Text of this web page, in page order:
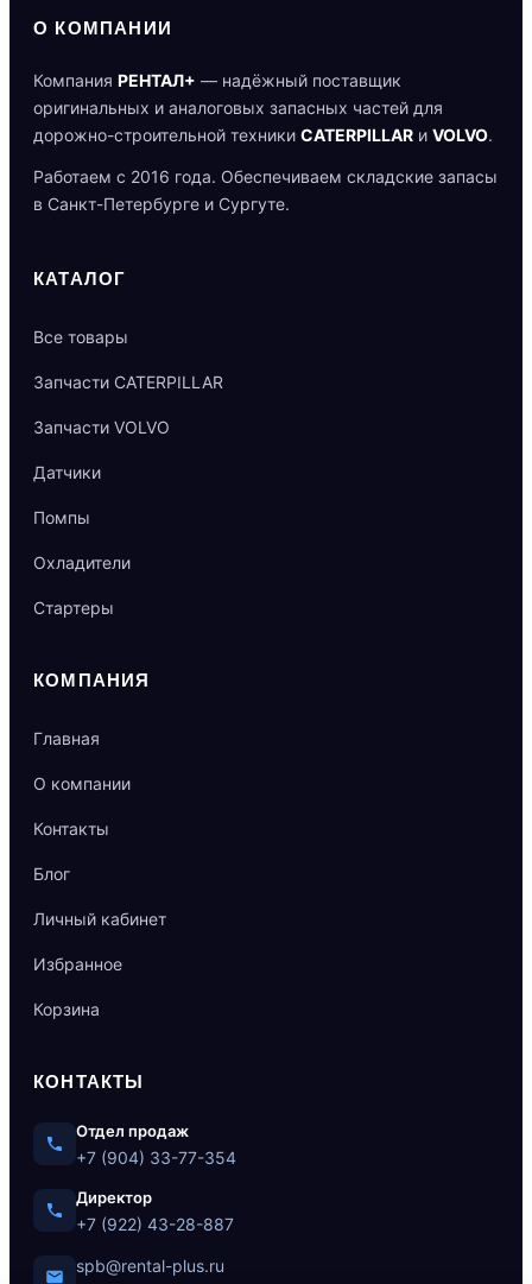
О КОМПАНИИ
Компания РЕНТАЛ+ — надёжный поставщик
оригинальных и аналоговых запасных частей для
дорожно-строительной техники CATERPILLAR и VOLVO.
Работаем с 2016 года. Обеспечиваем складские запасы
в Санкт-Петербурге и Сургуте.
КАТАЛОГ
Все товары
Запчасти CATERPILLAR
Запчасти VOLVO
Датчики
Помпы
Охладители
Стартеры
КОМПАНИЯ
Главная
О компании
Контакты
Блог
Личный кабинет
Избранное
Корзина
КОНТАКТЫ
Отдел продаж
+7 (904) 33-77-354
Директор
+7 (922) 43-28-887
spb@rental-plus.ru